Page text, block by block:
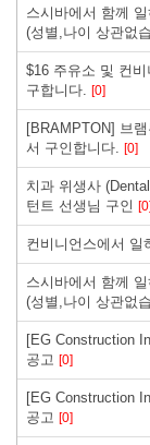
스시바에서 함께
(성별,나이 상관없
$16 주유소 및 컨
구합니다. [0]
[BRAMPTON] 브
서 구인합니다. [0]
치과 위생사
턴트 선생님 구인
컨비니언스에서 일
스시바에서 함께
(성별,나이 상관없
[EG Construction
공고 [0]
[EG Construction
공고 [0]